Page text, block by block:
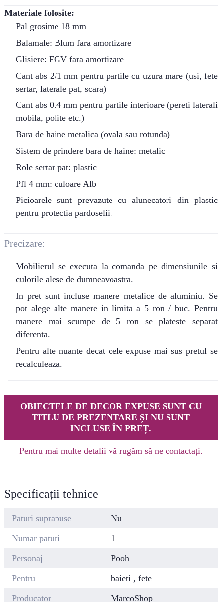
Materiale folosite:
Pal grosime 18 mm
Balamale: Blum fara amortizare
Glisiere: FGV fara amortizare
Cant abs 2/1 mm pentru partile cu uzura mare (usi, fete
sertar, laterale pat, scara)
Cant abs 0.4 mm pentru partile interioare (pereti laterali
mobila, polite etc.)
Bara de haine metalica (ovala sau rotunda)
Sistem de prindere bara de haine: metalic
Role sertar pat: plastic
Pfl 4 mm: culoare Alb
Picioarele sunt prevazute cu alunecatori din plastic
pentru protectia pardoselii.
Precizare:
Mobilierul se executa la comanda pe dimensiunile si
culorile alese de dumneavoastra.
In pret sunt incluse manere metalice de aluminiu. Se
pot alege alte manere in limita a 5 ron / buc. Pentru
manere mai scumpe de 5 ron se plateste separat
diferenta.
Pentru alte nuante decat cele expuse mai sus pretul se
recalculeaza.
OBIECTELE DE DECOR EXPUSE SUNT CU
TITLU DE PREZENTARE ȘI NU SUNT
INCLUSE ÎN PREȚ.
Pentru mai multe detalii vă rugăm să ne contactați.
Specificații tehnice
Paturi suprapuse
Nu
Numar paturi
1
Personaj
Pooh
Pentru
baieti , fete
Producator
MarcoShop